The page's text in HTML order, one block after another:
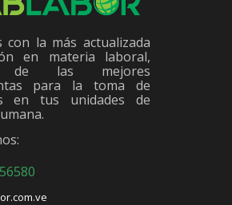
con la más actualizada
en materia laboral,
de las mejores
para la toma de
en tus unidades de